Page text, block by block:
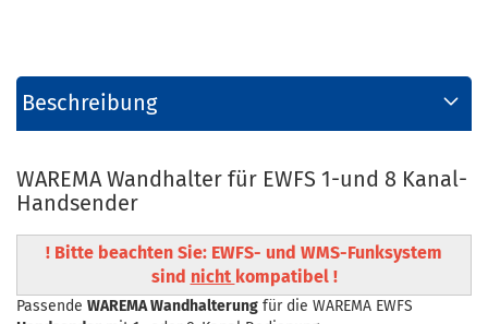
Beschreibung
WAREMA Wandhalter für EWFS 1-und 8 Kanal-
Handsender
! Bitte beachten Sie: EWFS- und WMS-Funksystem
sind nicht kompatibel !
Passende WAREMA Wandhalterung für die WAREMA EWFS